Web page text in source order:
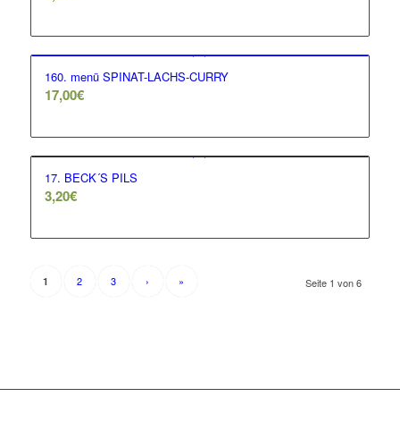
160. menü SPINAT-LACHS-CURRY
17,00€
17. BECK´S PILS
3,20€
Seite 1 von 6
1 2 3 › »